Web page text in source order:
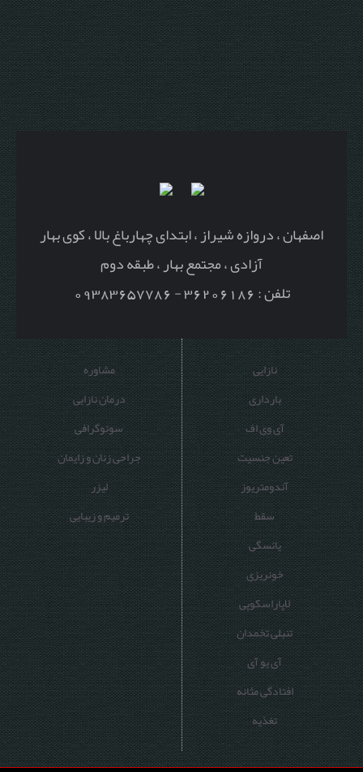
اصفهان ، دروازه شیراز ، ابتدای چهارباغ بالا ، کوی بهار
آزادی ، مجتمع بهار ، طبقه دوم
تلفن : 36206186 - 09383657786
نازایی
بارداری
آی وی اف
تعین جنسیت
آندومتریوز
سقط
یائسگی
خونریزی
لاپاراسکوپی
تنبلی تخمدان
آی یو آی
افتادگی مثانه
تغذیه
مشاوره
درمان نازایی
سونوگرافی
جراحی زنان و زایمان
لیزر
ترمیم و زیبایی